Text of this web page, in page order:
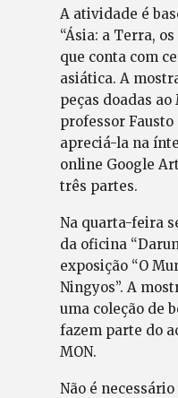
A atividade é
“Ásia: a Terra,
que conta com
asiática. A
peças doadas
professor Fausto
apreciá-la na
online Google
três partes.
Na quarta-feira
da oficina
exposição “O
Ningyos”. A
uma coleção de
fazem parte do
MON.
Não é